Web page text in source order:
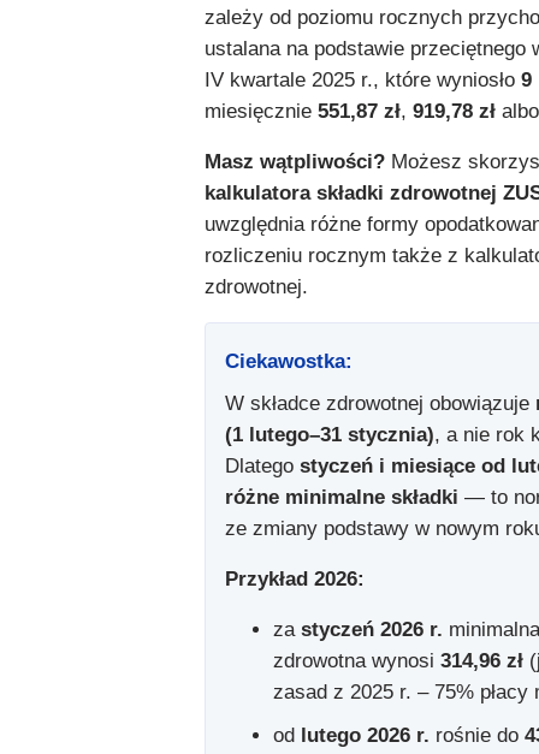
zależy od poziomu rocznych
ustalana na podstawie przeciętnego
IV kwartale 2025 r., które wyniosło 9
miesięcznie 551,87 zł, 919,78 zł
Masz wątpliwości? Możesz
kalkulatora składki zdrowotnej
uwzględnia różne formy
rozliczeniu rocznym także z
zdrowotnej.
Ciekawostka:
W składce zdrowotnej obowiązuje
(1 lutego–31 stycznia), a nie rok
Dlatego styczeń i miesiące od
różne minimalne składki — to
ze zmiany podstawy w nowym
Przykład 2026:
za styczeń 2026 r.
zdrowotna wynosi 314,96 zł
zasad z 2025 r. – 75% płacy
od lutego 2026 r. rośnie do